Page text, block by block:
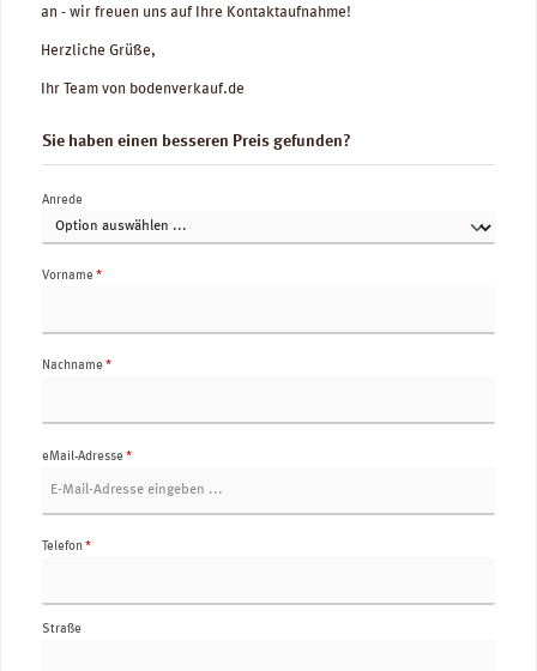
an - wir freuen uns auf Ihre Kontaktaufnahme!
Herzliche Grüße,
Ihr Team von bodenverkauf.de
Sie haben einen besseren Preis gefunden?
Anrede
Vorname *
Nachname *
eMail-Adresse *
Telefon *
Straße